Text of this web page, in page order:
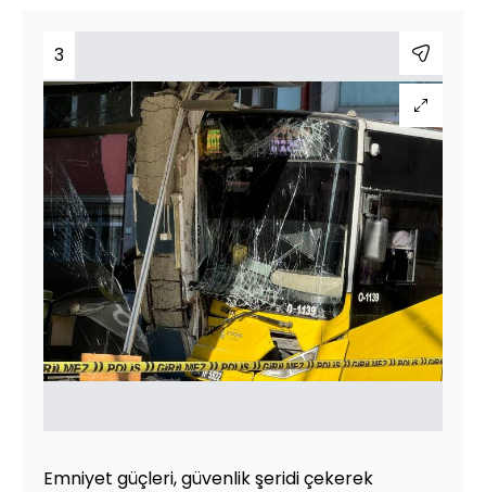
3
Emniyet güçleri, güvenlik şeridi çekerek